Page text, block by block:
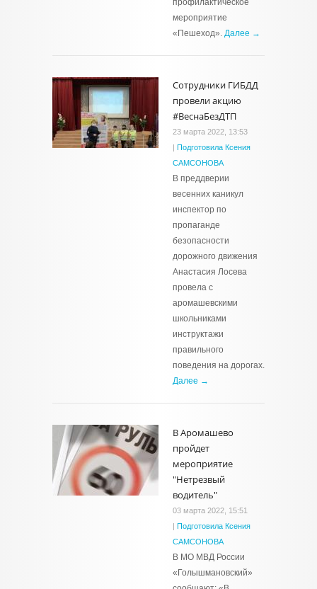
профилактическое
мероприятие
«Пешеход». Далее →
Сотрудники ГИБДД
провели акцию
#ВеснаБезДТП
23 марта 2022, 13:53
| Подготовила Ксения
САМСОНОВА
В преддверии
весенних каникул
инспектор по
пропаганде
безопасности
дорожного движения
Анастасия Лосева
провела с
аромашевскими
школьниками
инструктажи
правильного
поведения на дорогах.
Далее →
В Аромашево
пройдет
мероприятие
"Нетрезвый
водитель"
03 марта 2022, 15:51
| Подготовила Ксения
САМСОНОВА
В МО МВД России
«Голышмановский»